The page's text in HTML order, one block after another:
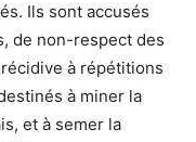
Ils sont accusés
de non-respect des
à répétitions
à miner la
et à semer la